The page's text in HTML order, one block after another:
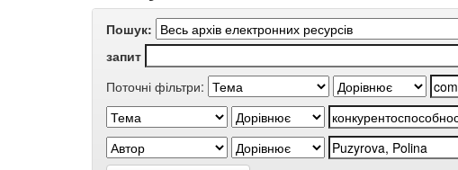
Пошук:
запит
Поточні фільтри: